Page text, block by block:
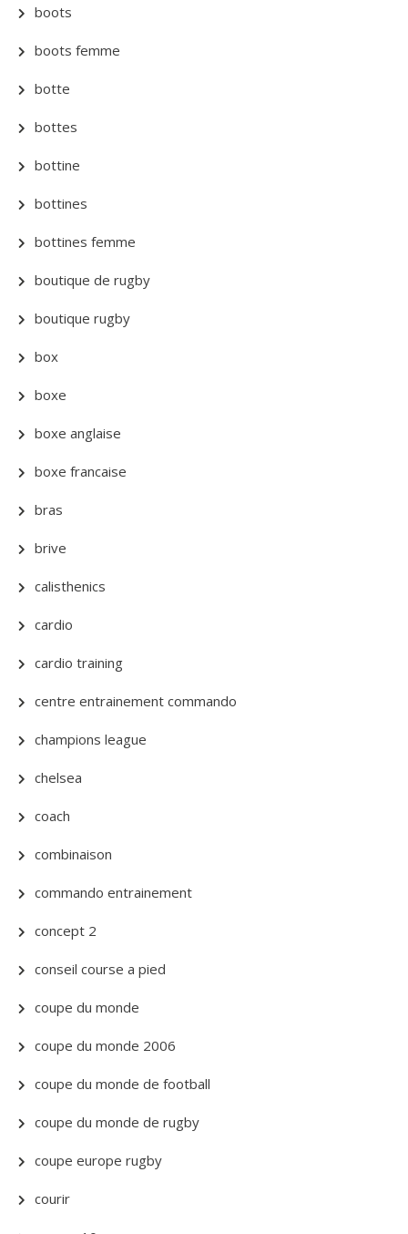
boots
boots femme
botte
bottes
bottine
bottines
bottines femme
boutique de rugby
boutique rugby
box
boxe
boxe anglaise
boxe francaise
bras
brive
calisthenics
cardio
cardio training
centre entrainement commando
champions league
chelsea
coach
combinaison
commando entrainement
concept 2
conseil course a pied
coupe du monde
coupe du monde 2006
coupe du monde de football
coupe du monde de rugby
coupe europe rugby
courir